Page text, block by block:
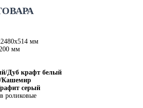
мм
мм
Дуб крафт белый
Кашемир
серый
роликовые